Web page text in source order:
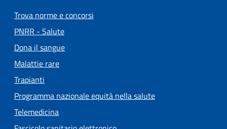
Trova norme e concorsi
PNRR - Salute
Dona il sangue
Malattie rare
Trapianti
Programma nazionale equità nella salute
Telemedicina